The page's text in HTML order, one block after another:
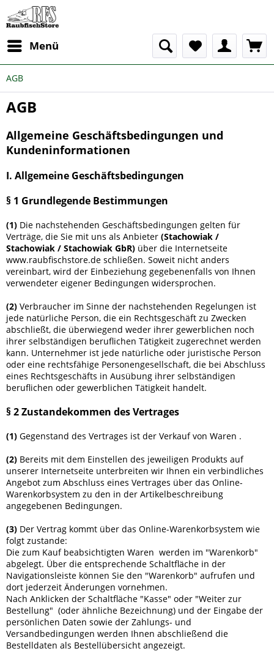
Menü
AGB
AGB
Allgemeine Geschäftsbedingungen und
Kundeninformationen
I. Allgemeine Geschäftsbedingungen
§ 1 Grundlegende Bestimmungen
(1) Die nachstehenden Geschäftsbedingungen gelten für
Verträge, die Sie mit uns als Anbieter (Stachowiak /
Stachowiak / Stachowiak GbR) über die Internetseite
www.raubfischstore.de schließen. Soweit nicht anders
vereinbart, wird der Einbeziehung gegebenenfalls von Ihnen
verwendeter eigener Bedingungen widersprochen.
(2) Verbraucher im Sinne der nachstehenden Regelungen ist
jede natürliche Person, die ein Rechtsgeschäft zu Zwecken
abschließt, die überwiegend weder ihrer gewerblichen noch
ihrer selbständigen beruflichen Tätigkeit zugerechnet werden
kann. Unternehmer ist jede natürliche oder juristische Person
oder eine rechtsfähige Personengesellschaft, die bei Abschluss
eines Rechtsgeschäfts in Ausübung ihrer selbständigen
beruflichen oder gewerblichen Tätigkeit handelt.
§ 2 Zustandekommen des Vertrages
(1) Gegenstand des Vertrages ist der Verkauf von Waren .
(2) Bereits mit dem Einstellen des jeweiligen Produkts auf
unserer Internetseite unterbreiten wir Ihnen ein verbindliches
Angebot zum Abschluss eines Vertrages über das Online-
Warenkorbsystem zu den in der Artikelbeschreibung
angegebenen Bedingungen.
(3) Der Vertrag kommt über das Online-Warenkorbsystem wie
folgt zustande:
Die zum Kauf beabsichtigten Waren werden im "Warenkorb"
abgelegt. Über die entsprechende Schaltfläche in der
Navigationsleiste können Sie den "Warenkorb" aufrufen und
dort jederzeit Änderungen vornehmen.
Nach Anklicken der Schaltfläche "Kasse" oder "Weiter zur
Bestellung" (oder ähnliche Bezeichnung) und der Eingabe der
persönlichen Daten sowie der Zahlungs- und
Versandbedingungen werden Ihnen abschließend die
Bestelldaten als Bestellübersicht angezeigt.